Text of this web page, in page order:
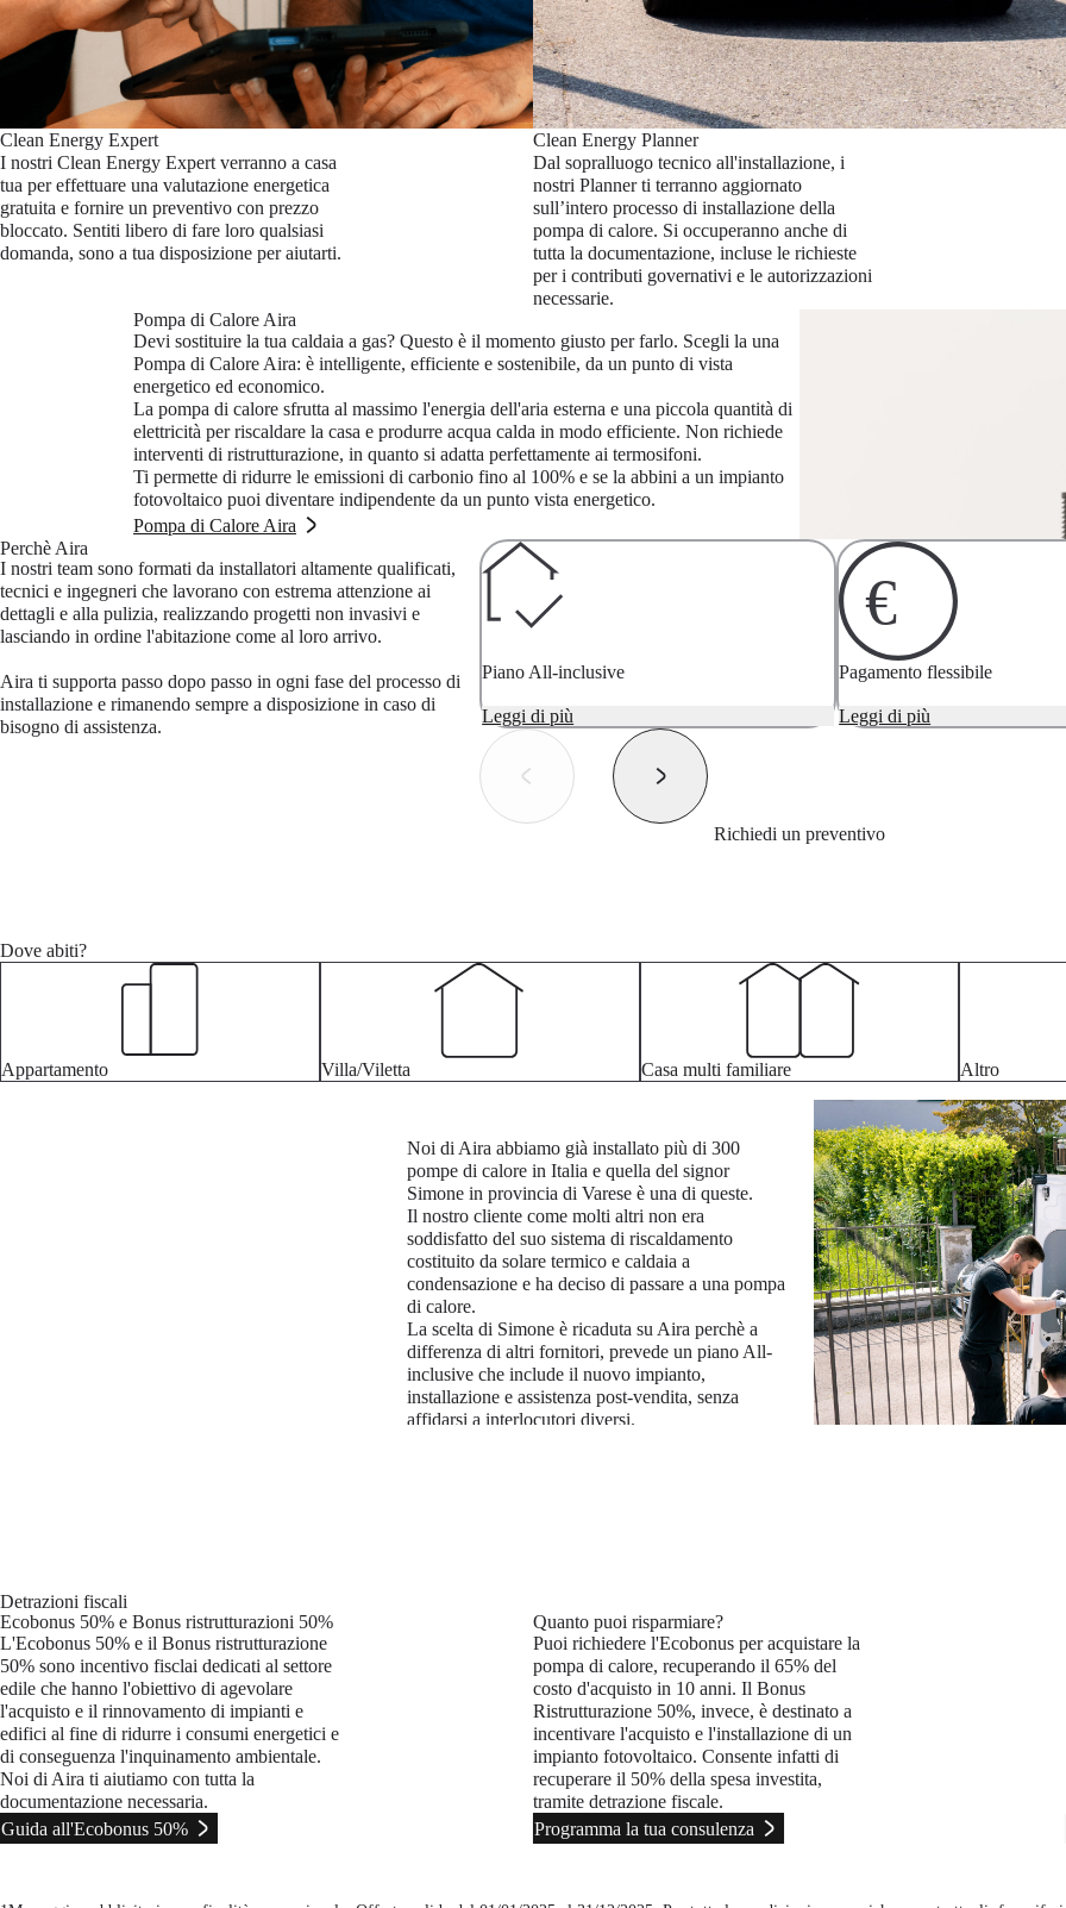
Clean Energy Expert
I nostri Clean Energy Expert verranno a casa
tua per effettuare una valutazione energetica
gratuita e fornire un preventivo con prezzo
bloccato. Sentiti libero di fare loro qualsiasi
domanda, sono a tua disposizione per aiutarti.
Clean Energy Planner
Dal sopralluogo tecnico all'installazione, i
nostri Planner ti terranno aggiornato
sull’intero processo di installazione della
pompa di calore. Si occuperanno anche di
tutta la documentazione, incluse le richieste
per i contributi governativi e le autorizzazioni
necessarie.
Pompa di Calore Aira
Devi sostituire la tua caldaia a gas? Questo è il momento giusto per farlo. Scegli la una
Pompa di Calore Aira: è intelligente, efficiente e sostenibile, da un punto di vista
energetico ed economico.
La pompa di calore sfrutta al massimo l'energia dell'aria esterna e una piccola quantità di
elettricità per riscaldare la casa e produrre acqua calda in modo efficiente. Non richiede
interventi di ristrutturazione, in quanto si adatta perfettamente ai termosifoni.
Ti permette di ridurre le emissioni di carbonio fino al 100% e se la abbini a un impianto
fotovoltaico puoi diventare indipendente da un punto vista energetico.
Pompa di Calore Aira
Perchè Aira
I nostri team sono formati da installatori altamente qualificati,
tecnici e ingegneri che lavorano con estrema attenzione ai
dettagli e alla pulizia, realizzando progetti non invasivi e
lasciando in ordine l'abitazione come al loro arrivo.
Aira ti supporta passo dopo passo in ogni fase del processo di
installazione e rimanendo sempre a disposizione in caso di
bisogno di assistenza.
Piano All-inclusive
Dalla consulenza energetica all'installazione, è
tutto incluso. Senza costi aggiuntivi.
Leggi di più
Pagamento flessibile
Puoi pagare in comode rate¹
Leggi di più
Richiedi un preventivo
Dove abiti?
Appartamento Villa/Viletta Casa multi familiare Altro
Noi di Aira abbiamo già installato più di 300
pompe di calore in Italia e quella del signor
Simone in provincia di Varese è una di queste.
Il nostro cliente come molti altri non era
soddisfatto del suo sistema di riscaldamento
costituito da solare termico e caldaia a
condensazione e ha deciso di passare a una pompa
di calore.
La scelta di Simone è ricaduta su Aira perchè a
differenza di altri fornitori, prevede un piano All-
inclusive che include il nuovo impianto,
installazione e assistenza post-vendita, senza
affidarsi a interlocutori diversi.
Detrazioni fiscali
Ecobonus 50% e Bonus ristrutturazioni 50%
L'Ecobonus 50% e il Bonus ristrutturazione
50% sono incentivo fisclai dedicati al settore
edile che hanno l'obiettivo di agevolare
l'acquisto e il rinnovamento di impianti e
edifici al fine di ridurre i consumi energetici e
di conseguenza l'inquinamento ambientale.
Noi di Aira ti aiutiamo con tutta la
documentazione necessaria.
Guida all'Ecobonus 50%
Quanto puoi risparmiare?
Puoi richiedere l'Ecobonus per acquistare la
pompa di calore, recuperando il 65% del
costo d'acquisto in 10 anni. Il Bonus
Ristrutturazione 50%, invece, è destinato a
incentivare l'acquisto e l'installazione di un
impianto fotovoltaico. Consente infatti di
recuperare il 50% della spesa investita,
tramite detrazione fiscale.
Programma la tua consulenza